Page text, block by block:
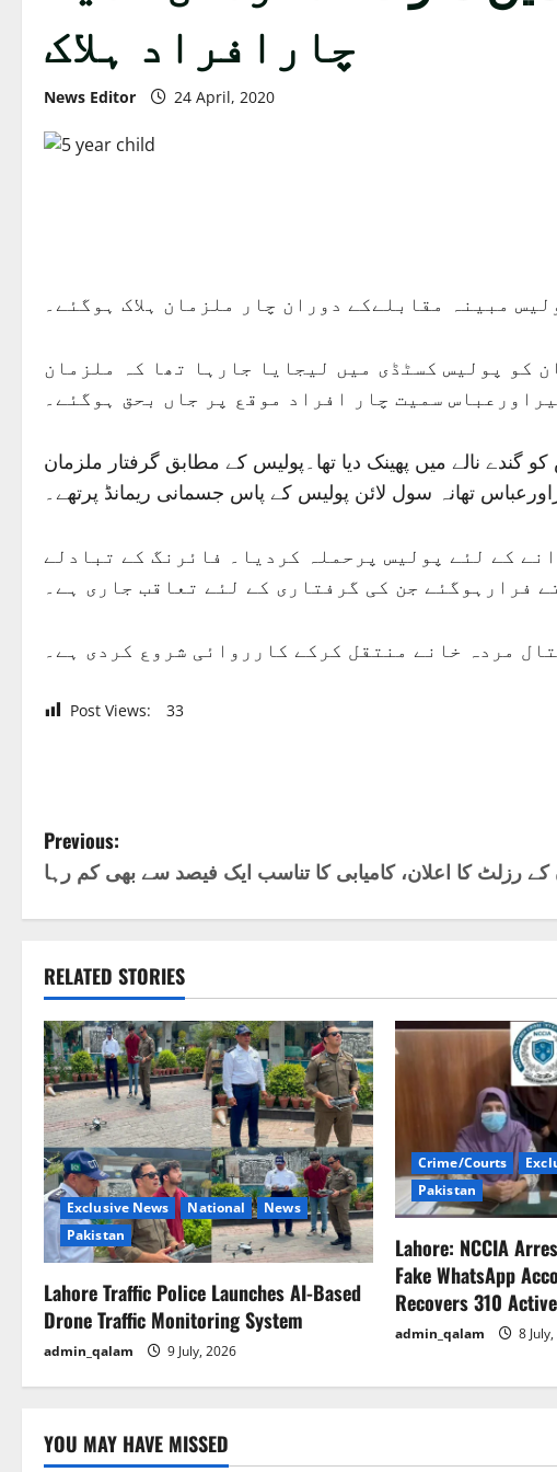
چارافراد ہلاک
News Editor 24 April, 2020
مبینہ مقابلےکے دوران چار ملزمان ہلاک ہوگئے۔
کو پولیس کسٹڈی میں لیجایا جارہا تھا کہ ملزمان
سمیت چار افراد موقع پر جاں بحق ہوگئے۔
گندے نالے میں پھینک دیا تھا۔پولیس کے مطابق گرفتار ملزمان
تھانہ سول لائن پولیس کے پاس جسمانی ریمانڈ پرتھے۔
کے لئے پولیس پرحملہ کردیا۔ فائرنگ کے تبادلے
فرارہوگئے جن کی گرفتاری کے لئے تعاقب جاری ہے۔
مردہ خانے منتقل کرکے کارروائی شروع کردی ہے۔
Post Views: 33
P
o
t
n
a
v
i
g
a
t
i
o
n
Previous:
رزلٹ کا اعلان، کامیابی کا تناسب ایک فیصد سے بھی کم رہا
RELATED STORIES
Exclusive News National
News
Pakistan
Lahore Traffic Police Launches AI-Based
Drone Traffic Monitoring System
admin_qalam 9 July, 2026
Crime/Courts
Pakistan
Lahore: NCCIA
Fake WhatsApp
Recovers 310
admin_qalam 8
YOU MAY HAVE MISSED